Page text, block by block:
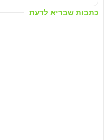
כתבות שבריא לדעת